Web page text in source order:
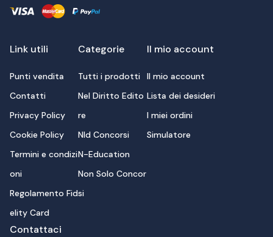
Link utili
Punti vendita
Contatti
Privacy Policy
Cookie Policy
Termini e condizi
oni
Regolamento Fid
elity Card
Categorie
Tutti i prodotti
Nel Diritto Edito
re
Nld Concorsi
N-Education
Non Solo Concor
si
Il mio account
Il mio account
Lista dei desideri
I miei ordini
Simulatore
Contattaci